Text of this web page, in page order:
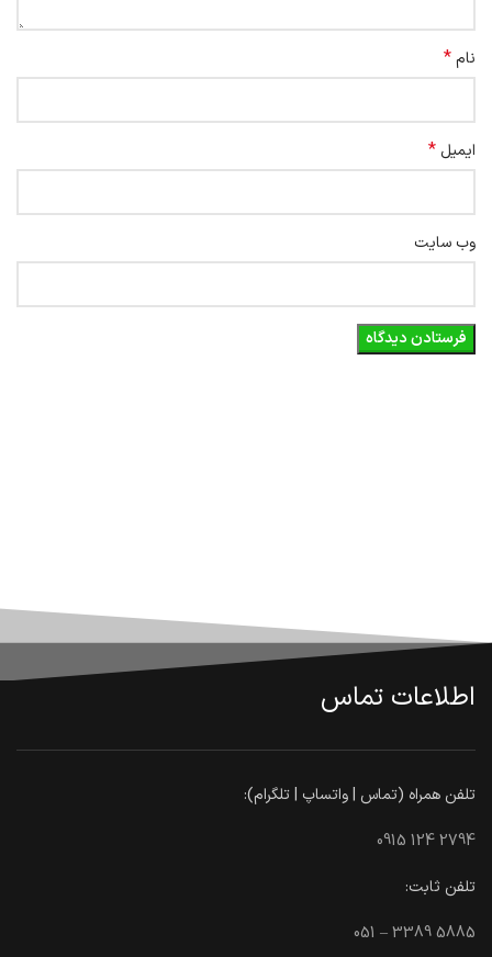
نام*
ایمیل *
وب‌ سایت
اطلاعات تماس
تلفن همراه (تماس | واتساپ | تلگرام):
0915 124 2794
تلفن ثابت:
051 – 3389 5885